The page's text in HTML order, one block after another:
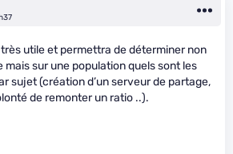
très utile et permettra de déterminer non
mais sur une population quels sont les
sujet (création d’un serveur de partage,
de remonter un ratio ..).